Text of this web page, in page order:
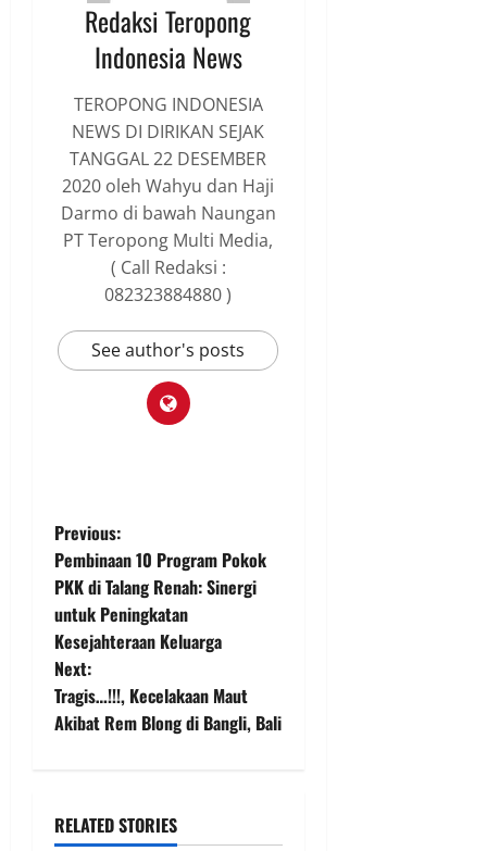
Redaksi Teropong
Indonesia News
TEROPONG INDONESIA
NEWS DI DIRIKAN SEJAK
TANGGAL 22 DESEMBER
2020 oleh Wahyu dan Haji
Darmo di bawah Naungan
PT Teropong Multi Media,
( Call Redaksi :
082323884880 )
See author's posts
P
o
s
t
n
v
Previous:
Pembinaan 10 Program Pokok
PKK di Talang Renah: Sinergi
untuk Peningkatan
Kesejahteraan Keluarga
Next:
Tragis…!!!, Kecelakaan Maut
Akibat Rem Blong di Bangli, Bali
RELATED STORIES